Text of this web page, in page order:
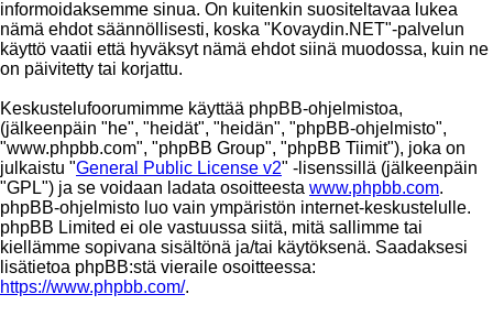
informoidaksemme sinua. On kuitenkin suositeltavaa lukea
nämä ehdot säännöllisesti, koska "Kovaydin.NET"-palvelun
käyttö vaatii että hyväksyt nämä ehdot siinä muodossa, kuin ne
on päivitetty tai korjattu.
Keskustelufoorumimme käyttää phpBB-ohjelmistoa,
(jälkeenpäin "he", "heidät", "heidän", "phpBB-ohjelmisto",
"www.phpbb.com", "phpBB Group", "phpBB Tiimit"), joka on
julkaistu "General Public License v2" -lisenssillä (jälkeenpäin
"GPL") ja se voidaan ladata osoitteesta www.phpbb.com.
phpBB-ohjelmisto luo vain ympäristön internet-keskustelulle.
phpBB Limited ei ole vastuussa siitä, mitä sallimme tai
kiellämme sopivana sisältönä ja/tai käytöksenä. Saadaksesi
lisätietoa phpBB:stä vieraile osoitteessa:
https://www.phpbb.com/.